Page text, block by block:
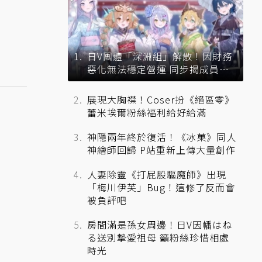
日V團體「深淵組」解散！因財務
惡化無法穩定營運 同步揭成員未
來去向
展現大胸襟！Coser扮《絕區零》
蕾米埃爾粉絲福利給好給滿
神隱兩年終於復活！《冰菓》同人
神繪師回歸 P站重新上傳大量創作
人妻除靈《打屁股驅魔師》出現
「梅川伊芙」Bug！這修了反而會
被負評吧
房間滿是孫女周邊！日V因幡はね
る送別摯愛祖母 籲粉絲珍惜相處
時光